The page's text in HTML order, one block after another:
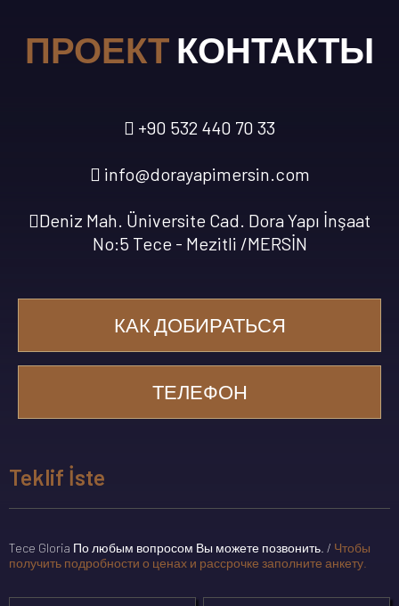
ПРОЕКТ КОНТАКТЫ
+90 532 440 70 33
info@dorayapimersin.com
Deniz Mah. Üniversite Cad. Dora Yapı İnşaat
No:5 Tece - Mezitli /MERSİN
КАК ДОБИРАТЬСЯ
ТЕЛЕФОН
Teklif İste
Tece Gloria По любым вопросом Вы можете позвонить. / Чтобы
получить подробности о ценах и рассрочке заполните анкету.